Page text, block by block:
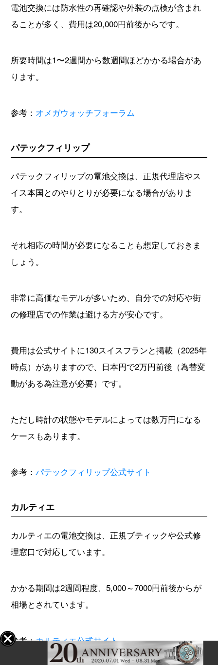
電池交換には防水性の再確認や外装の点検が含まれ
ることが多く、費用は20,000円前後からです。
所要時間は1〜2週間から数週間ほどかかる場合があ
ります。
参考： オメガウォッチフォーラム
パテックフィリップ
パテックフィリップの電池交換は、正規代理店やス
イス本国とのやりとりが必要になる場合がありま
す。
それ相応の時間が必要になることも想定しておきま
しょう。
非常に高価なモデルが多いため、自分での対応や街
の修理店での作業は避ける方が安心です。
費用は公式サイトに130スイスフランと掲載（2025年
時点）がありますので、日本円で2万円前後（為替変
動がある為注意が必要）です。
ただし時計の状態やモデルによっては数万円になる
ケースもあります。
参考： パテックフィリップ公式サイト
カルティエ
カルティエの電池交換は、正規ブティックや公式修
理窓口で対応しています。
かかる期間は2週間程度、5,000～7000円前後からが
相場とされています。
参考：カルティエ公式サイト